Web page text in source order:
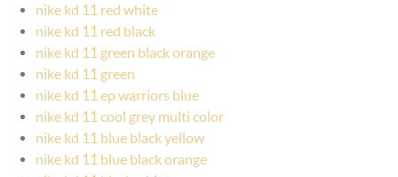
nike kd 11 red white
nike kd 11 red black
nike kd 11 green black orange
nike kd 11 green
nike kd 11 ep warriors blue
nike kd 11 cool grey multi color
nike kd 11 blue black yellow
nike kd 11 blue black orange